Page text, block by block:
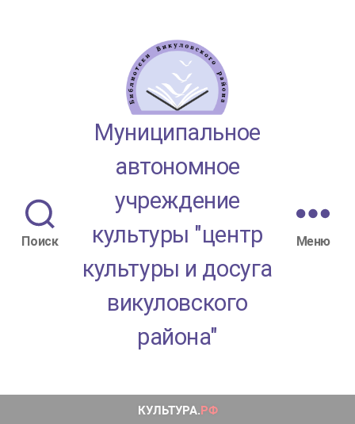
Поиск
МАУК
"ЦКД
района"
Муниципальное
автономное
учреждение
культуры "центр
культуры и досуга
викуловского
района"
Меню